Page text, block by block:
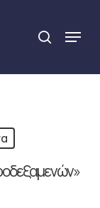
search
Menu
Close